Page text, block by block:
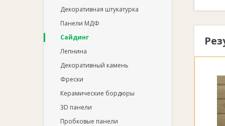
Декоративная штукатурка
Панели МДФ
Сайдинг
Лепнина
Декоративный камень
Фрески
Керамические бордюры
3D панели
Пробковые панели